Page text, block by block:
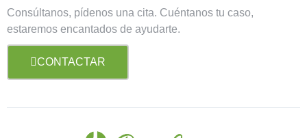
Consúltanos, pídenos una cita. Cuéntanos tu caso,
estaremos encantados de ayudarte.
CONTACTAR